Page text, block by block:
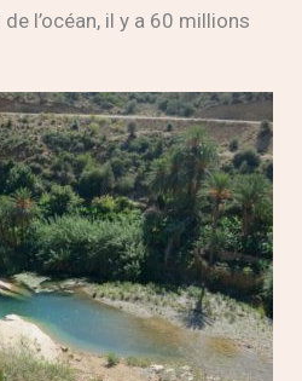
l’océan, il y a 60 millions